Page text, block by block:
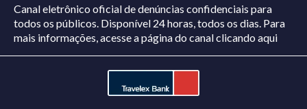
Canal eletrônico oficial de denúncias confidenciais para
todos os públicos. Disponível 24 horas, todos os dias. Para
mais informações, acesse a página do canalclicando aqui